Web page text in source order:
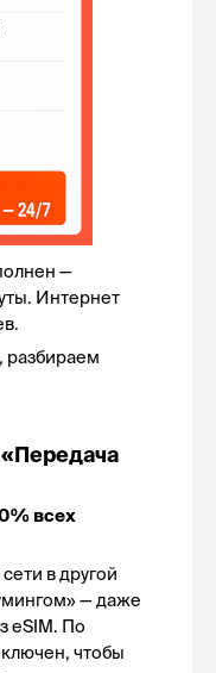
—
Интернет
разбираем
всех
в другой
— даже
eSIM. По
чтобы